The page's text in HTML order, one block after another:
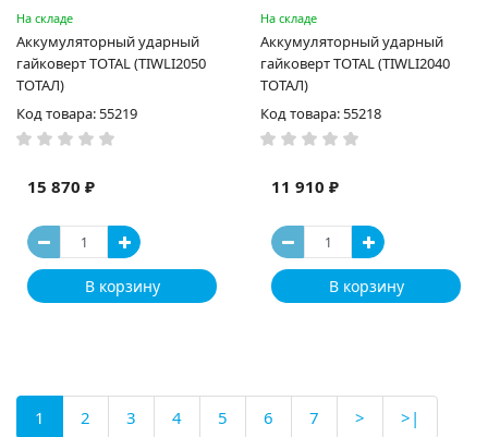
На складе
Аккумуляторный ударный
гайковерт TOTAL (TIWLI2050
ТОТАЛ)
Код товара: 55219
15 870 ₽
В корзину
На складе
Аккумуляторный ударный
гайковерт TOTAL (TIWLI2040
ТОТАЛ)
Код товара: 55218
11 910 ₽
В корзину
1 2 3 4 5 6 7 > >|